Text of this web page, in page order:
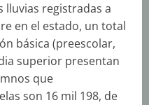
lluvias registradas a
en el estado, un total
básica (preescolar,
superior presentan
que
son 16 mil 198, de